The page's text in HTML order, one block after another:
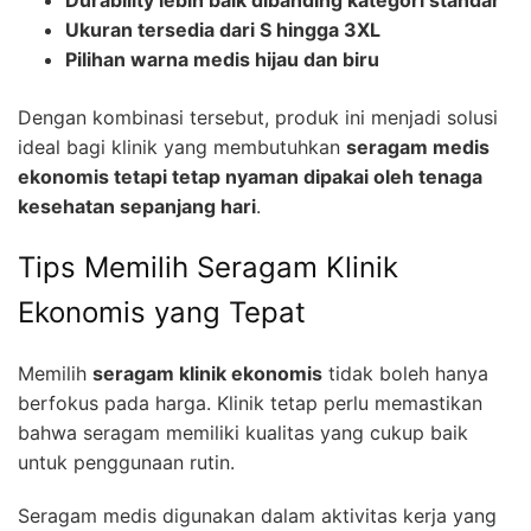
Ukuran tersedia dari S hingga 3XL
Pilihan warna medis hijau dan biru
Dengan kombinasi tersebut, produk ini menjadi solusi
ideal bagi klinik yang membutuhkan seragam medis
ekonomis tetapi tetap nyaman dipakai oleh tenaga
kesehatan sepanjang hari.
Tips Memilih Seragam Klinik
Ekonomis yang Tepat
Memilih seragam klinik ekonomis tidak boleh hanya
berfokus pada harga. Klinik tetap perlu memastikan
bahwa seragam memiliki kualitas yang cukup baik
untuk penggunaan rutin.
Seragam medis digunakan dalam aktivitas kerja yang